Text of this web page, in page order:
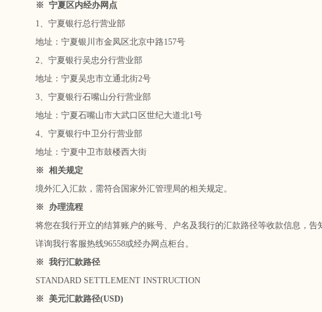
※ 宁夏区内经办网点
1、宁夏银行总行营业部
地址：宁夏银川市金凤区北京中路157号
2、宁夏银行吴忠分行营业部
地址：宁夏吴忠市立通北街2号
3、宁夏银行石嘴山分行营业部
地址：宁夏石嘴山市大武口区世纪大道北1号
4、宁夏银行中卫分行营业部
地址：宁夏中卫市鼓楼西大街
※ 相关规定
境外汇入汇款，需符合国家外汇管理局的相关规定。
※ 办理流程
将您在我行开立的结算账户的账号、户名及我行的汇款路径等收款信息，告
详询我行客服热线96558或经办网点柜台。
※ 我行汇款路径
STANDARD SETTLEMENT INSTRUCTION
※ 美元汇款路径(USD)